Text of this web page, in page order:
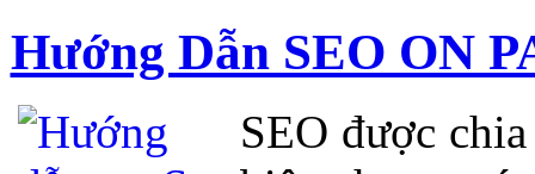
Hướng Dẫn SEO ON
SEO được